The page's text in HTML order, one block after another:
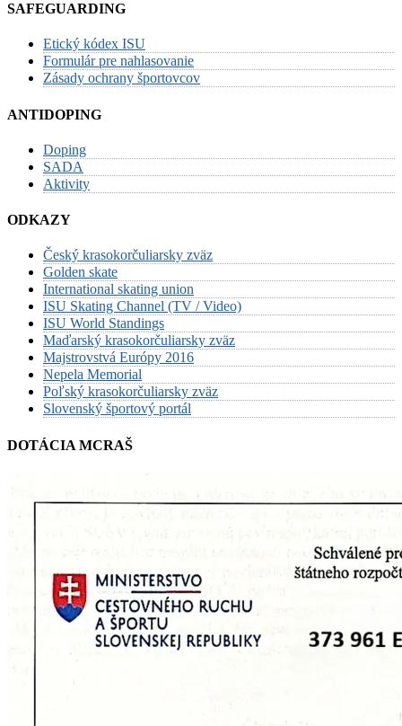
SAFEGUARDING
Etický kódex ISU
Formulár pre nahlasovanie
Zásady ochrany športovcov
ANTIDOPING
Doping
SADA
Aktivity
ODKAZY
Český krasokorčuliarsky zväz
Golden skate
International skating union
ISU Skating Channel (TV / Video)
ISU World Standings
Maďarský krasokorčuliarsky zväz
Majstrovstvá Európy 2016
Nepela Memorial
Poľský krasokorčuliarsky zväz
Slovenský športový portál
DOTÁCIA MCRAŠ